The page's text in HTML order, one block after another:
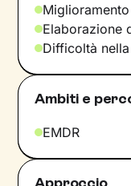
Elaborazione
Difficoltà
Ambiti e
EMDR